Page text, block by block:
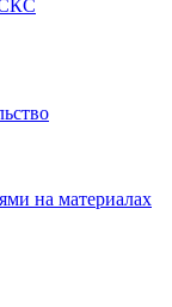
СКС
на материалах